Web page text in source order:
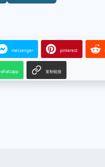
messenger pinterest
whatsapp 复制链接